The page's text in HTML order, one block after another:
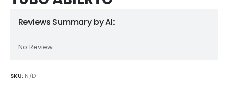
Reviews Summary by AI:
No Review...
SKU: N/D